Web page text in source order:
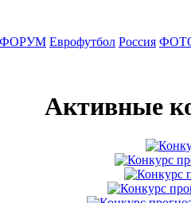
ФОРУМ Еврофутбол Россия
Активные